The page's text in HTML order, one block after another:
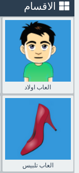
الاقسام
العاب اولاد
العاب تلبيس